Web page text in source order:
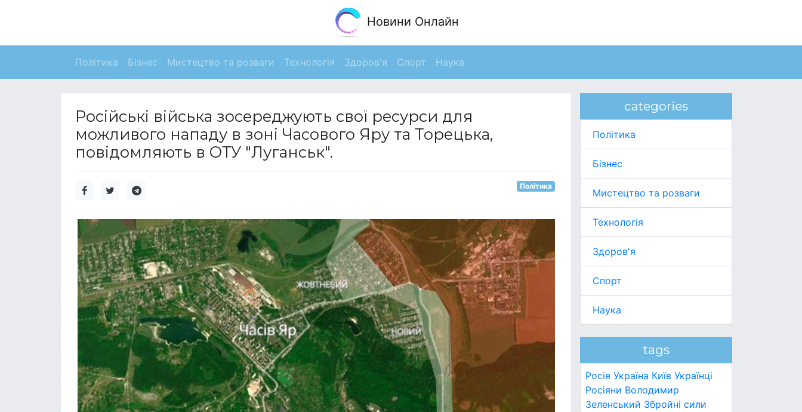
Новини Онлайн
Політика Бізнес Мистецтво та розваги Технологія Здоров'я Спорт Наука
Російські війська зосереджують свої ресурси для
можливого нападу в зоні Часового Яру та Торецька,
повідомляють в ОТУ "Луганськ".
Політика
categories
Політика
Бізнес
Мистецтво та розваги
Технологія
Здоров'я
Спорт
Наука
tags
Росія Україна Київ Українці
Росіяни Володимир
Зеленський Збройні сили